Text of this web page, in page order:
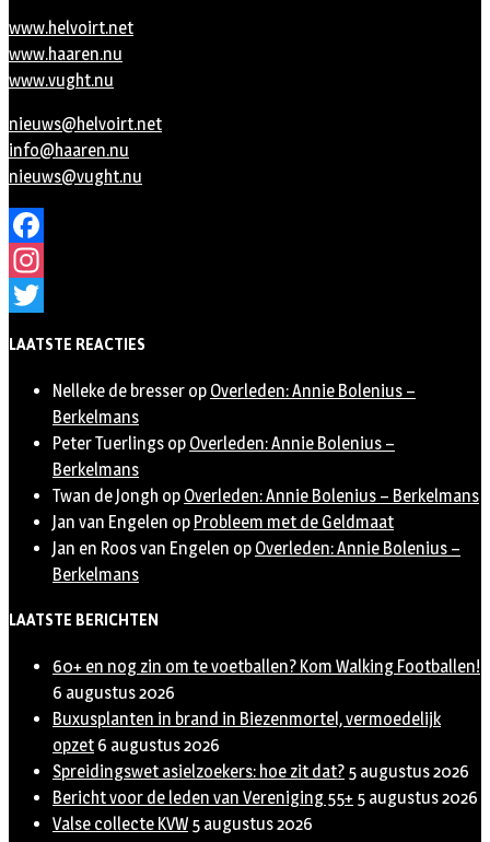
www.helvoirt.net
www.haaren.nu
www.vught.nu
nieuws@helvoirt.net
info@haaren.nu
nieuws@vught.nu
Facebook
Instagram
LAATSTE REACTIES
Nelleke de bresser op Overleden: Annie Bolenius –
Berkelmans
Peter Tuerlings op Overleden: Annie Bolenius –
Berkelmans
Twan de Jongh op Overleden: Annie Bolenius – Berkelmans
Jan van Engelen op Probleem met de Geldmaat
Jan en Roos van Engelen op Overleden: Annie Bolenius –
Berkelmans
LAATSTE BERICHTEN
60+ en nog zin om te voetballen? Kom Walking Footballen!
6 augustus 2026
Buxusplanten in brand in Biezenmortel, vermoedelijk
opzet 6 augustus 2026
Spreidingswet asielzoekers: hoe zit dat? 5 augustus 2026
Bericht voor de leden van Vereniging 55+ 5 augustus 2026
Valse collecte KVW 5 augustus 2026